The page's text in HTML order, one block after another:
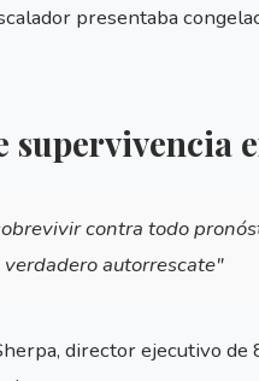
presentaba
supervivencia
contra todo
autorrescate"
director ejecutivo